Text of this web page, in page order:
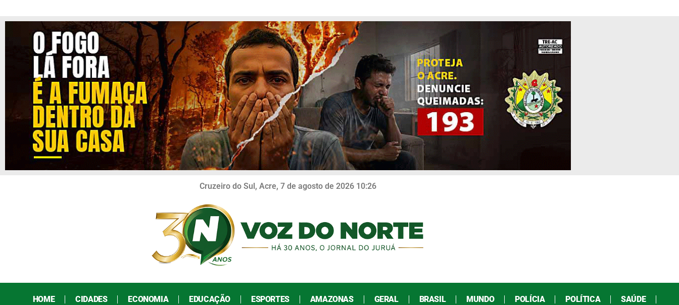
Cruzeiro do Sul, Acre, 7 de agosto de 2026 10:26
HOME CIDADES ECONOMIA EDUCAÇÃO ESPORTES AMAZONAS GERAL BRASIL MUNDO POLÍCIA POLÍTICA SAÚDE